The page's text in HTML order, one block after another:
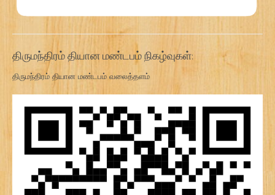
திருமந்திரம் தியான மண்டபம் நிகழ்வுகள்:
திருமந்திரம் தியான மண்டபம் வலைத்தளம்